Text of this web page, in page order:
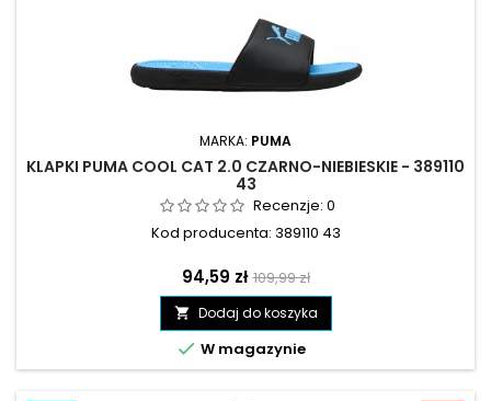
MARKA: PUMA
KLAPKI PUMA COOL CAT 2.0 CZARNO-NIEBIESKIE - 389110
43
Recenzje: 0
Kod producenta: 389110 43
Cena
94,59 zł Cena
podstawowa
109,99 zł
 Dodaj do koszyka
 W magazynie